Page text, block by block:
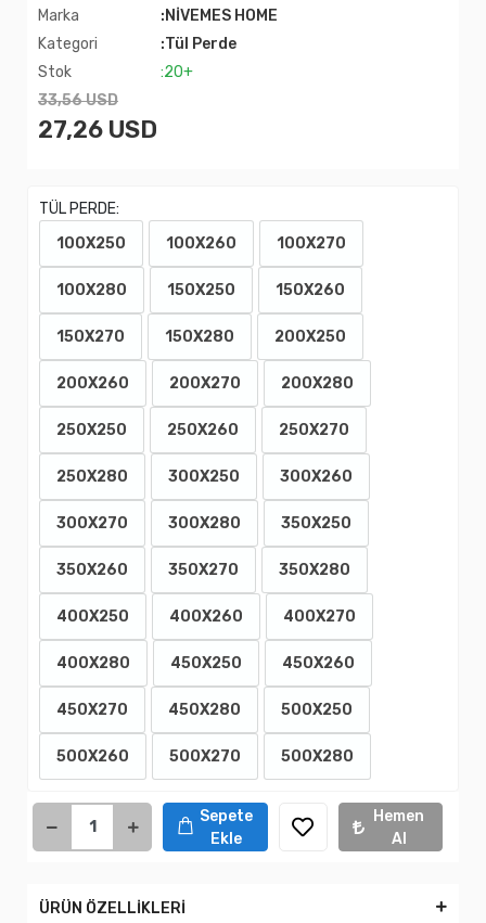
Marka
:NİVEMES HOME
Kategori
:Tül Perde
Stok
:20+
33,56 USD
27,26 USD
TÜL PERDE:
100X250
100X260 100X270
100X280 150X250 150X260
150X270 150X280 200X250
200X260 200X270 200X280
250X250 250X260 250X270
250X280 300X250 300X260
300X270 300X280 350X250
350X260 350X270 350X280
400X250 400X260 400X270
400X280 450X250 450X260
450X270 450X280 500X250
500X260 500X270 500X280
Sepete
Ekle
Hemen
Al
ÜRÜN ÖZELLİKLERİ